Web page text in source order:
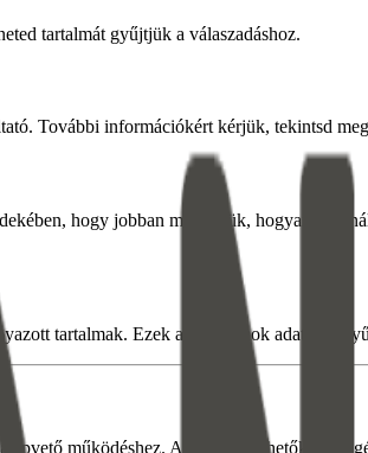
tartalmát gyűjtjük a válaszadáshoz.
További információkért kérjük, tekintsd
hogy jobban megértsük, hogyan
tartalmak. Ezek a platformok adatokat
működéshez. A sütik kezelhetők a